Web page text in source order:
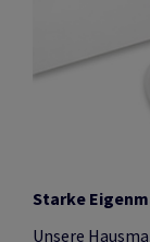
Starke
Unsere